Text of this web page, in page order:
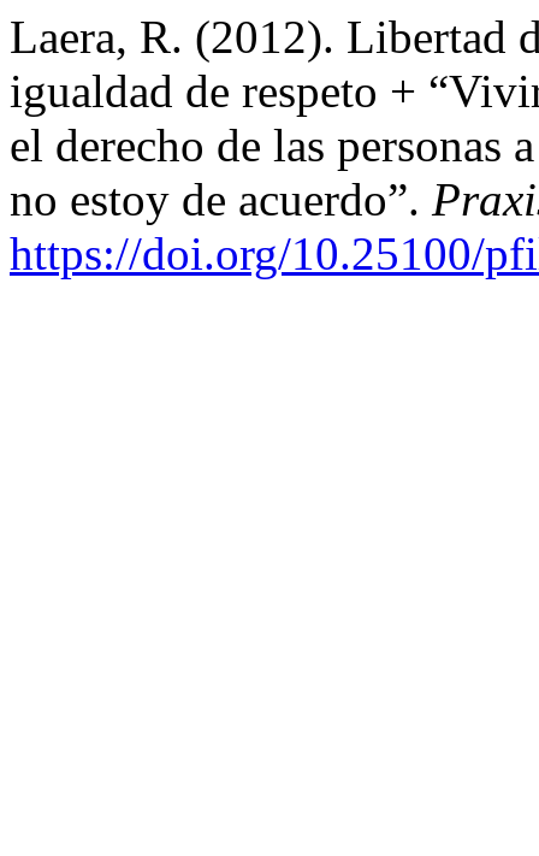
Laera, R. (2012). Libertad
igualdad de respeto +
el derecho de las personas
no estoy de acuerdo”.
https://doi.org/10.25100/